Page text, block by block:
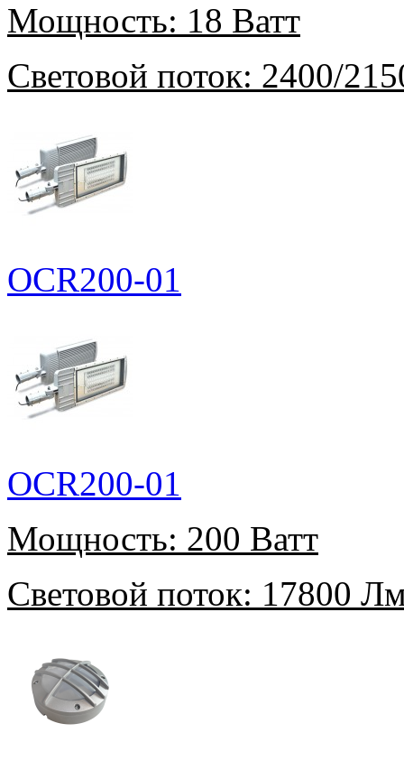
Мощность: 18 Ватт
Световой поток: 2400/
OCR200-01
OCR200-01
Мощность: 200 Ватт
Световой поток: 17800